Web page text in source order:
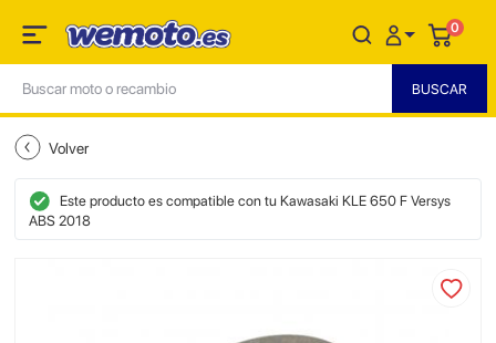
0
Volver
Este producto es compatible con tu Kawasaki KLE 650 F Versys
ABS 2018